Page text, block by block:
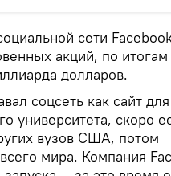
сети
акций, по итогам
долларов.
соцсеть как сайт
университета, скоро
вузов США, потом
мира. Компания